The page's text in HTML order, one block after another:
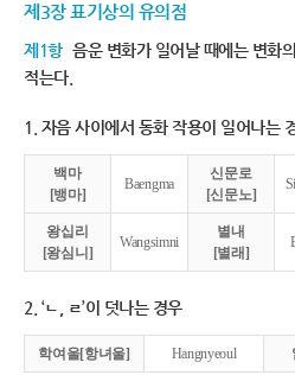
제3장 표기상의 유의점
제1항 음운 변화가 일어날 때에는 변화
적는다.
1. 자음 사이에서 동화 작용이 일어나는
백마
[뱅마]
Baengma
신문로
[신문노]
왕십리
[왕심니]
Wangsimni
별내
[별래]
2. ‘ㄴ, ㄹ’이 덧나는 경우
학여울[항녀울] Hangnyeoul